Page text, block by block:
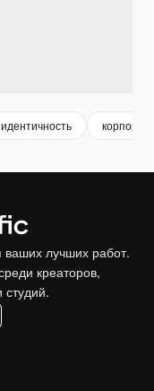
идентичность
лучших работ.
креаторов,
студий.